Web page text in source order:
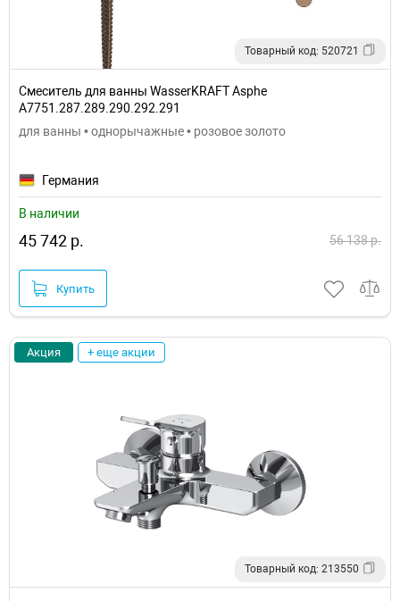
Товарный код: 520721
Смеситель для ванны WasserKRAFT Asphe
A7751.287.289.290.292.291
для ванны • однорычажные • розовое золото
Германия
В наличии
45 742 р. 56 138 р.
Купить
Акция + еще акции
Товарный код: 213550